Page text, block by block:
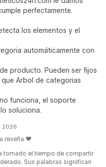
perfectamente.
los elementos y el
automáticamente con
producto. Pueden ser fijos
Arbol de categorias
funciona, el soporte
soluciona.
2026
reseña ❤️
tomado el tiempo de compartir
Sus palabras significan